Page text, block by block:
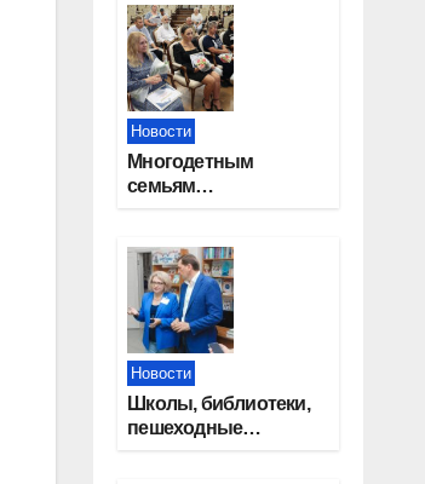
Новости
Многодетным
семьям
сертификаты на
приобретение
автомобилей
Новости
Школы, библиотеки,
пешеходные